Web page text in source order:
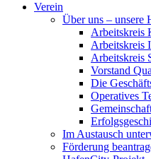
Verein
Über uns – unsere
Arbeitskreis
Arbeitskreis
Arbeitskreis
Vorstand
Die
Operatives
Im Austausch
Förderung